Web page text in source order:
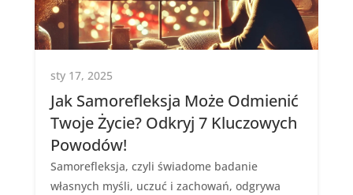
Jak Samorefleksja Może Odmienić
Twoje Życie? Odkryj 7 Kluczowych
Powodów!
sty 17, 2025
Samorefleksja, czyli świadome badanie
własnych myśli, uczuć i zachowań, odgrywa